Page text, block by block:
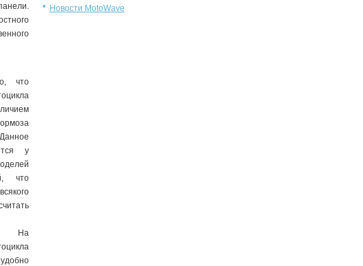
Новости MotoWave
что
у
что
На